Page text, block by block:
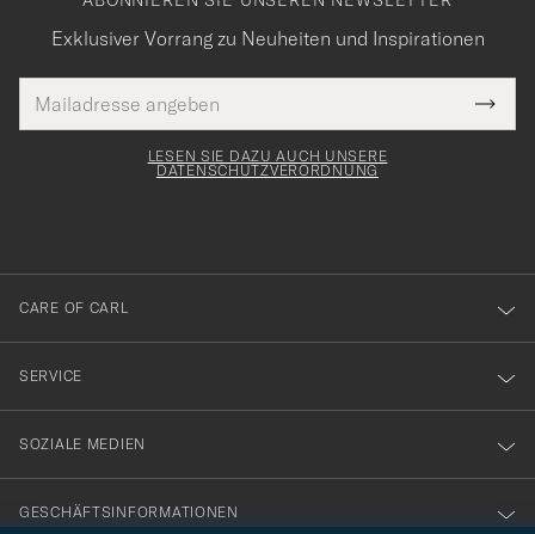
Exklusiver Vorrang zu Neuheiten und Inspirationen
Mail
Adresse
Tack
för
dig
till
vårt
nyhetsbrev!
LESEN SIE DAZU AUCH UNSERE
DATENSCHUTZVERORDNUNG
CARE OF CARL
SERVICE
SOZIALE MEDIEN
GESCHÄFTSINFORMATIONEN